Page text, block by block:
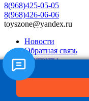
8(968)425-05-05
8(968)426-06-06
toyszone@yandex.ru
Новости
Обратная связь
Контакты